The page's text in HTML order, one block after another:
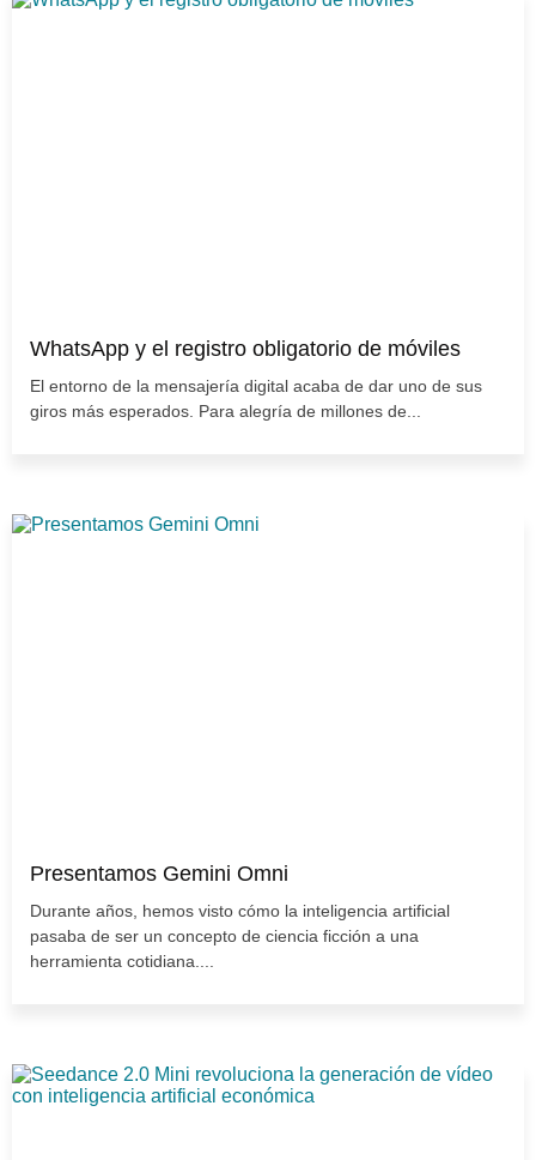
WhatsApp y el registro obligatorio de móviles
El entorno de la mensajería digital acaba de dar uno de sus
giros más esperados. Para alegría de millones de...
Presentamos Gemini Omni
Durante años, hemos visto cómo la inteligencia artificial
pasaba de ser un concepto de ciencia ficción a una
herramienta cotidiana....